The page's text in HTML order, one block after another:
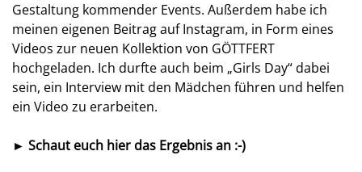
Gestaltung kommender Events. Außerdem habe ich
meinen eigenen Beitrag auf Instagram, in Form eines
Videos zur neuen Kollektion von GÖTTFERT
hochgeladen. Ich durfte auch beim „Girls Day“ dabei
sein, ein Interview mit den Mädchen führen und helfen
ein Video zu erarbeiten.
► Schaut euch hier das Ergebnis an :-)